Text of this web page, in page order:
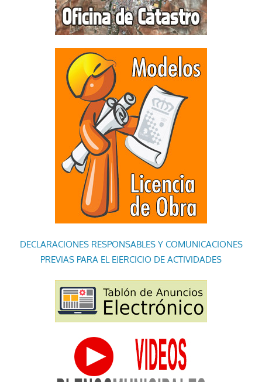
DECLARACIONES RESPONSABLES Y COMUNICACIONES
PREVIAS PARA EL EJERCICIO DE ACTIVIDADES